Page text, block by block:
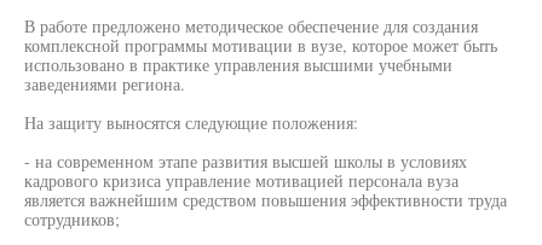
В работе предложено методическое обеспечение для создания
комплексной программы мотивации в вузе, которое может быть
использовано в практике управления высшими учебными
заведениями региона.
На защиту выносятся следующие положения:
- на современном этапе развития высшей школы в условиях
кадрового кризиса управление мотивацией персонала вуза
является важнейшим средством повышения эффективности труда
сотрудников;